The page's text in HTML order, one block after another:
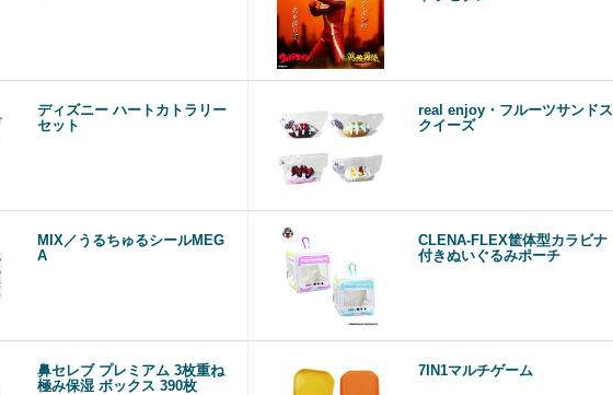
ディズニー ハートカトラリー
セット
real enjoy・フルーツサンドス
クイーズ
MIX／うるちゅるシールMEG
A
CLENA-FLEX筐体型カラビナ
付きぬいぐるみポーチ
鼻セレブ プレミアム 3枚重ね
極み保湿 ボックス 390枚
7IN1マルチゲーム